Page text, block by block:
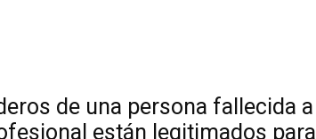
de una persona fallecida a
están legitimados para